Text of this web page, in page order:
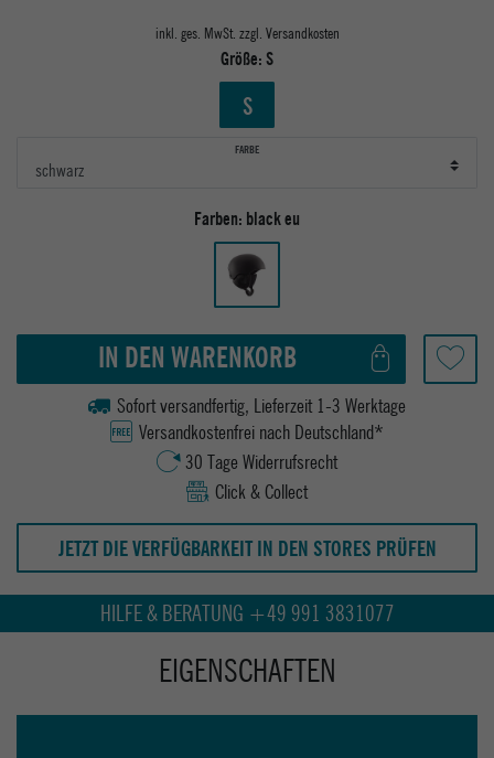
inkl. ges. MwSt. zzgl. Versandkosten
Größe:S
S
FARBE
Farben: black eu
IN DEN WARENKORB
Sofort versandfertig, Lieferzeit 1-3 Werktage
Versandkostenfrei nach Deutschland*
30 Tage Widerrufsrecht
Click & Collect
JETZT DIE VERFÜGBARKEIT IN DEN STORES PRÜFEN
HILFE & BERATUNG +49 991 3831077
EIGENSCHAFTEN